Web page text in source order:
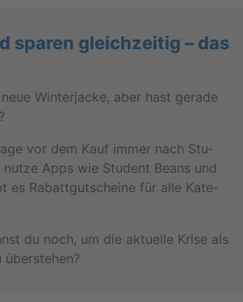
spa­ren gleich­zei­tig – das
Win­ter­ja­cke, aber hast ge­ra­de
vor dem Kauf immer nach Stu­
Apps wie Stu­dent Beans und
es Ra­batt­gut­schei­ne für alle Ka­te­
du noch, um die ak­tu­el­le Krise als